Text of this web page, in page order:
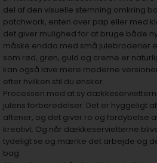
del af den visuelle stemning omkring
patchwork, enten over pap eller med
det giver mulighed for at bruge både
måske endda med små julebroderier
som rød, grøn, guld og creme er
kan også lave mere moderne
efter hvilken stil du ønsker.
Processen med at sy
julens forberedelser. Det er hyggeligt
aftener, og det giver ro og fordybelse
kreativt. Og når dækkeservietterne
tydeligt se og mærke det arbejde og
bag.